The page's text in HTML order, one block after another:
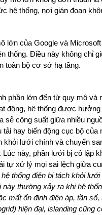
hệ thống, nơi gián đoạn
lớn của Google và
thống. Điều này không chỉ
toàn bộ cơ sở hạ tầng.
phần lớn đến từ quy mô
động, hệ thống được
sẻ công suất giữa nhiều
tải hay biến động cục bộ
lưới chính và chuyển
này, phần lưới bị cô lập
tự xử lý mọi sai lệch giữa
thống điện bị tách khỏi
này thường xảy ra khi hệ
mất ổn định điện áp, tần
hiện đại, islanding cũng